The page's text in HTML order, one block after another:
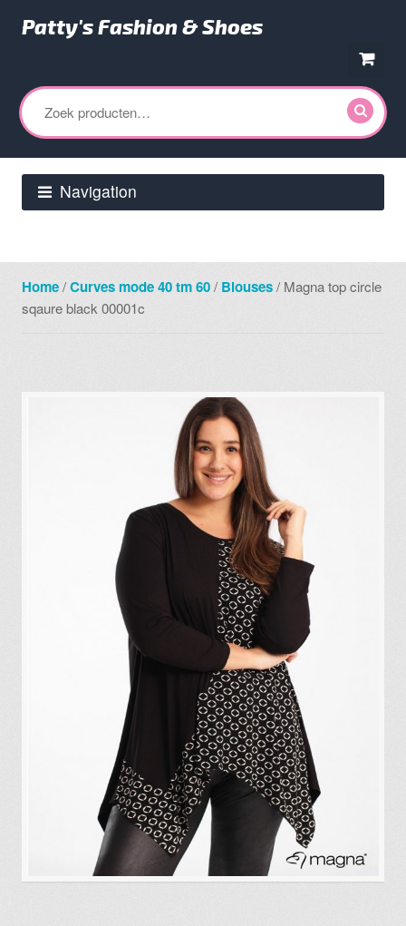
naar
navigatie
naar
de
inhoud
Patty's Fashion & Shoes
Zoeken
naar:
Navigation
Home/Curves mode 40 tm 60/ Blouses/ Magna top circle
sqaure black 00001c